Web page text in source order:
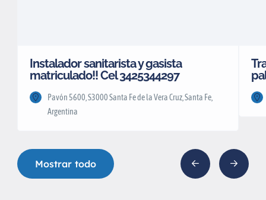
Instalador sanitarista y gasista
matriculado!! Cel 3425344297
Pavón 5600, S3000 Santa Fe de la Vera Cruz, Santa Fe,
Argentina
Mostrar todo